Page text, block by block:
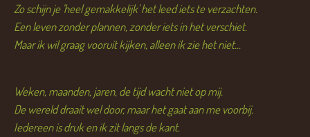
Zo schijn je 'heel gemakkelijk' het leed iets te verzachten.
Een leven zonder plannen, zonder iets in het verschiet.
Maar ik wil graag vooruit kijken, alleen ik zie het niet...
Weken, maanden, jaren, de tijd wacht niet op mij.
De wereld draait wel door, maar het gaat aan me voorbij.
Iedereen is druk en ik zit langs de kant.